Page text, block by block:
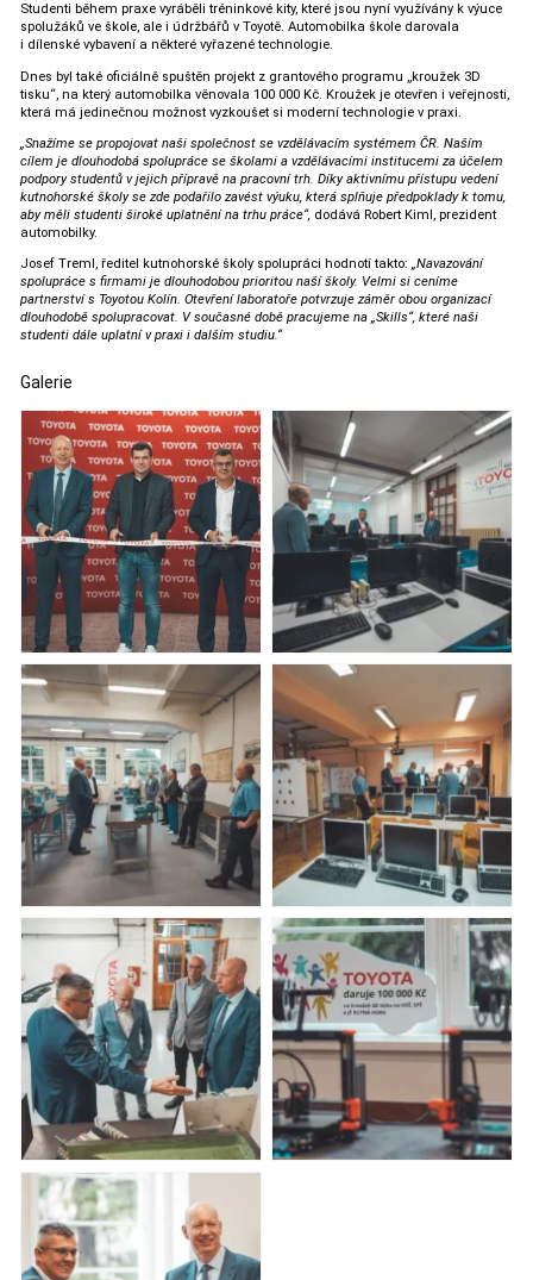
Studenti během praxe vyráběli tréninkové kity, které jsou nyní využívány k výuce
spolužáků ve škole, ale i údržbářů v Toyotě. Automobilka škole darovala
i dílenské vybavení a některé vyřazené technologie.
Dnes byl také oficiálně spuštěn projekt z grantového programu „kroužek 3D
tisku“, na který automobilka věnovala 100 000 Kč. Kroužek je otevřen i veřejnosti,
která má jedinečnou možnost vyzkoušet si moderní technologie v praxi.
„Snažíme se propojovat naši společnost se vzdělávacím systémem ČR. Naším
cílem je dlouhodobá spolupráce se školami a vzdělávacími institucemi za účelem
podpory studentů v jejich přípravě na pracovní trh. Díky aktivnímu přístupu vedení
kutnohorské školy se zde podařilo zavést výuku, která splňuje předpoklady k tomu,
aby měli studenti široké uplatnění na trhu práce“,dodává Robert Kiml, prezident
automobilky.
Josef Treml, ředitel kutnohorské školy spolupráci hodnotí takto: „Navazování
spolupráce s firmami je dlouhodobou prioritou naší školy. Velmi si ceníme
partnerství s Toyotou Kolín. Otevření laboratoře potvrzuje záměr obou organizací
dlouhodobě spolupracovat. V současné době pracujeme na „Skills“, které naši
studenti dále uplatní v praxi i dalším studiu.“
Galerie